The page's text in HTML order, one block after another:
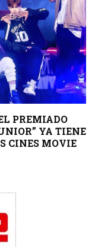
PREMIADO
YA TIENE
CINES MOVIE